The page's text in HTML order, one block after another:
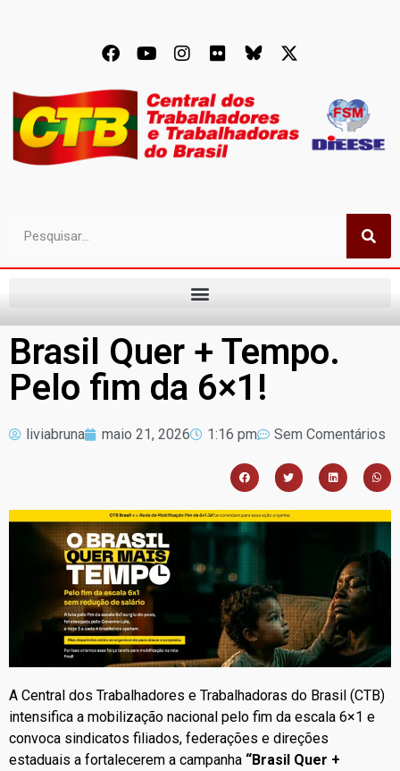
Brasil Quer + Tempo.
Pelo fim da 6×1!
liviabruna maio 21, 2026 1:16 pm Sem Comentários
A Central dos Trabalhadores e Trabalhadoras do Brasil (CTB)
intensifica a mobilização nacional pelo fim da escala 6×1 e
convoca sindicatos filiados, federações e direções
estaduais a fortalecerem a campanha “Brasil Quer +